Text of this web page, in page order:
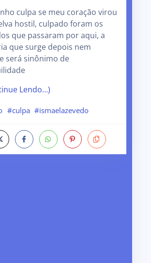
culpa se meu coração virou
hostil, culpado foram os
que passaram por aqui, a
que surge depois nem
será sinônimo de
Lendo…)
#culpa #ismaelazevedo